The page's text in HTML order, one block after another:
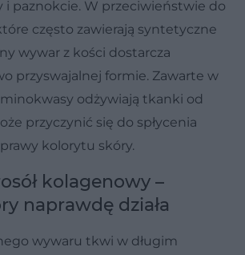
i paznokcie. W przeciwieństwie do
często zawierają syntetyczne
wywar z kości dostarcza
przyswajalnej formie. Zawarte w
odżywiają tkanki od
przyczynić się do spłycenia
kolorytu skóry.
kolagenowy –
naprawdę działa
wywaru tkwi w długim